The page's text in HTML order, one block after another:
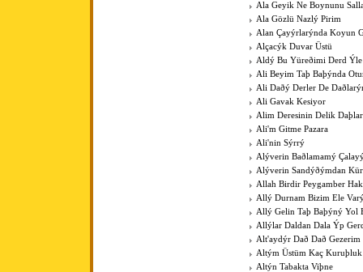
Ala Geyik Ne Boynunu
Ala Gözlü Nazlý Pirim
Alan Çayýrlarýnda Koyun
Alçacýk Duvar Üstü
Aldý Bu Yüreðimi Derd
Ali Beyim Taþ Baþýnda
Ali Daðý Derler De
Ali Gavak Kesiyor
Alim Deresinin Delik
Ali'm Gitme Pazara
Ali'nin Sýrrý
Alýverin Baðlamamý
Alýverin Sandýðýmdan
Allah Birdir Peygamber Hak
Allý Durnam Bizim Ele
Allý Gelin Taþ Baþýný Yol
Allýlar Daldan Dala Ýp
Alt'aydýr Dað Dað Gezerim
Altým Üstüm Kaç Kuruþluk
Altýn Tabakta Viþne